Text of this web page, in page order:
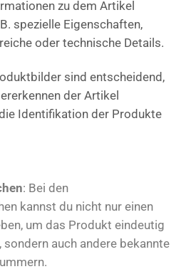
zu dem Artikel
spezielle Eigenschaften,
oder technische Details.
sind entscheidend,
der Artikel
Identifikation der Produkte
: Bei den
kannst du nicht nur einen
um das Produkt eindeutig
sondern auch andere bekannte